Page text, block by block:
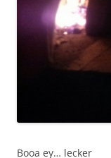
Booa ey… lecker